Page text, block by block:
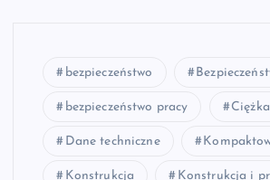
bezpieczeństwo
bezpieczeństwo pracy
Dane techniczne
Konstrukcja Konstrukcja i